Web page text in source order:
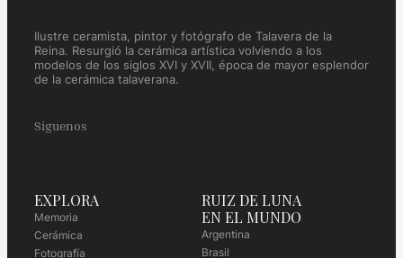
Ilustre ceramista, pintor y fotógrafo de Talavera de la
Reina. Resurgió la cerámica artística volviendo a los
modelos de los siglos XVI y XVII, época de mayor esplendor
de la cerámica talaverana.
Siguenos
EXPLORA
Memoria
Cerámica
Fotografía
RUIZ DE LUNA
EN EL MUNDO
Argentina
Brasil